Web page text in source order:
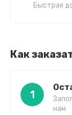
Быстрая
Как
1
нам